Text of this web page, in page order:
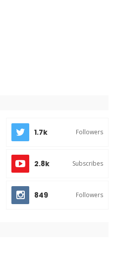
1.7k Followers
2.8k Subscribes
849 Followers